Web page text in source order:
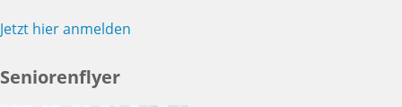
Jetzt hier anmelden
Seniorenflyer